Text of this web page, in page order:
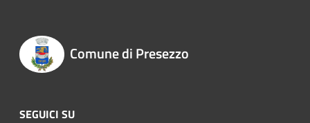
Comune di Presezzo
SEGUICI SU